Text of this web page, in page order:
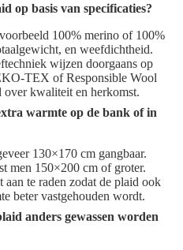
op basis van specificaties?
100% merino of 100%
en weefdichtheid.
wijzen doorgaans op
TEX of Responsible Wool
over kwaliteit en herkomst.
warmte op de bank of in
130×170 cm gangbaar.
men 150×200 cm of groter.
aan te raden zodat de plaid ook
beter vastgehouden wordt.
anders gewassen worden